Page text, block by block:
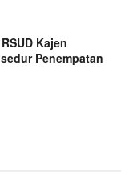
Kajen
Penempatan